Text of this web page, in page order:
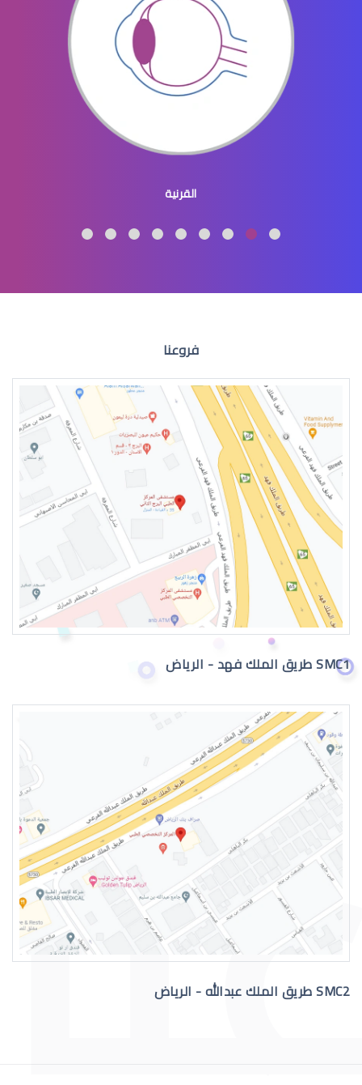
ثقب الشبكية في العين
ثقوب الشبكية في العين
انحراف الشبكية في العين
تمزق الشبكية في العين
نزيف الشبكية في العين
اعراض الشبكية في العين
القرنية
فروعنا
SMC1 طريق الملك فهد - الرياض
SMC2 طريق الملك عبدالله - الرياض